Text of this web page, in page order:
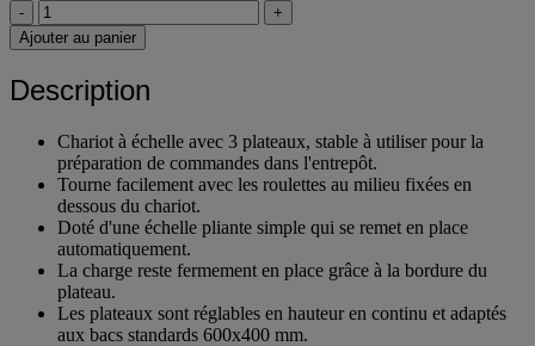
-
+
Ajouter au panier
Description
Chariot à échelle avec 3 plateaux, stable à utiliser pour la
préparation de commandes dans l'entrepôt.
Tourne facilement avec les roulettes au milieu fixées en
dessous du chariot.
Doté d'une échelle pliante simple qui se remet en place
automatiquement.
La charge reste fermement en place grâce à la bordure du
plateau.
Les plateaux sont réglables en hauteur en continu et adaptés
aux bacs standards 600x400 mm.